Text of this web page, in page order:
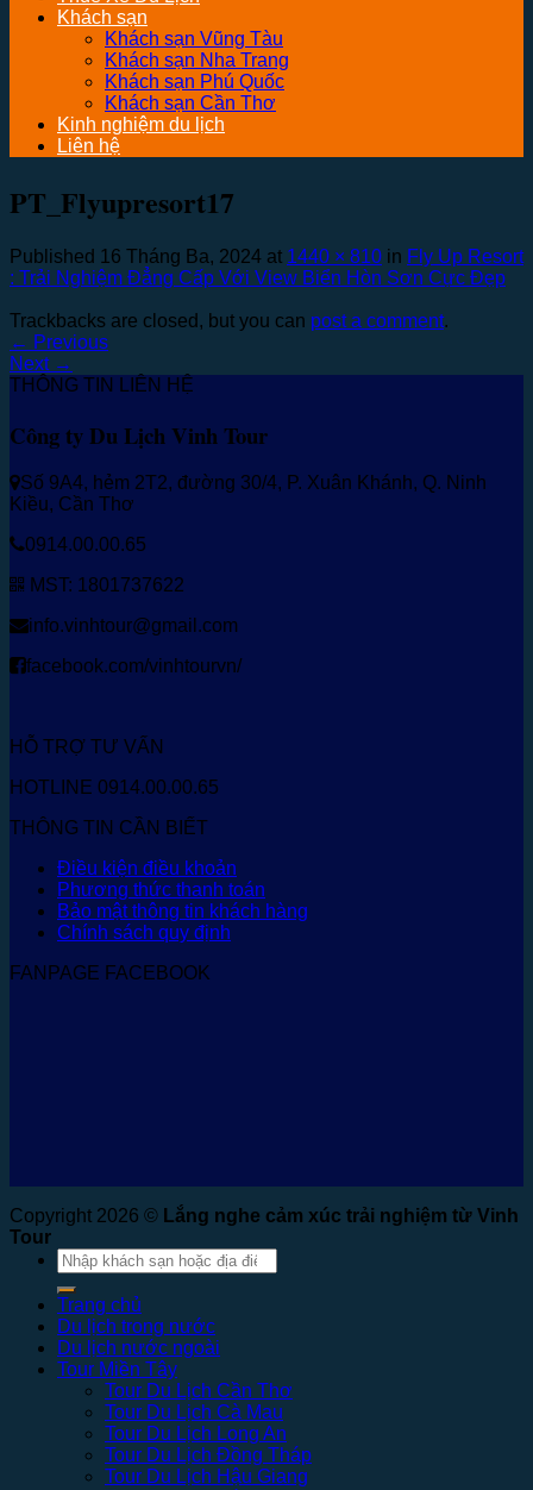
Khách sạn
Khách sạn Vũng Tàu
Khách sạn Nha Trang
Khách sạn Phú Quốc
Khách sạn Cần Thơ
Kinh nghiệm du lịch
Liên hệ
PT_Flyupresort17
Published 16 Tháng Ba, 2024 at 1440 × 810 in Fly Up Resort
: Trải Nghiệm Đẳng Cấp Với View Biển Hòn Sơn Cực Đẹp
Trackbacks are closed, but you can post a comment.
← Previous
Next →
THÔNG TIN LIÊN HỆ
Công ty Du Lịch Vinh Tour
Số 9A4, hẻm 2T2, đường 30/4, P. Xuân Khánh, Q. Ninh
Kiều, Cần Thơ
0914.00.00.65
MST: 1801737622
info.vinhtour@gmail.com
facebook.com/vinhtourvn/
HỖ TRỢ TƯ VẤN
HOTLINE 0914.00.00.65
THÔNG TIN CẦN BIẾT
Điều kiện điều khoản
Phương thức thanh toán
Bảo mật thông tin khách hàng
Chính sách quy định
FANPAGE FACEBOOK
Copyright 2026 © Lắng nghe cảm xúc trải nghiệm từ Vinh
Tour
Tìm
kiếm:
Trang chủ
Du lịch trong nước
Du lịch nước ngoài
Tour Miền Tây
Tour Du Lịch Cần Thơ
Tour Du Lịch Cà Mau
Tour Du Lịch Long An
Tour Du Lịch Đồng Tháp
Tour Du Lịch Hậu Giang